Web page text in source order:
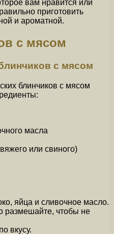
вам нравится или
приготовить
и ароматной.
с мясом
с мясом
блинчиков с мясом
масла
или свиного)
яйца и сливочное масло.
размешайте, чтобы не
вкусу.